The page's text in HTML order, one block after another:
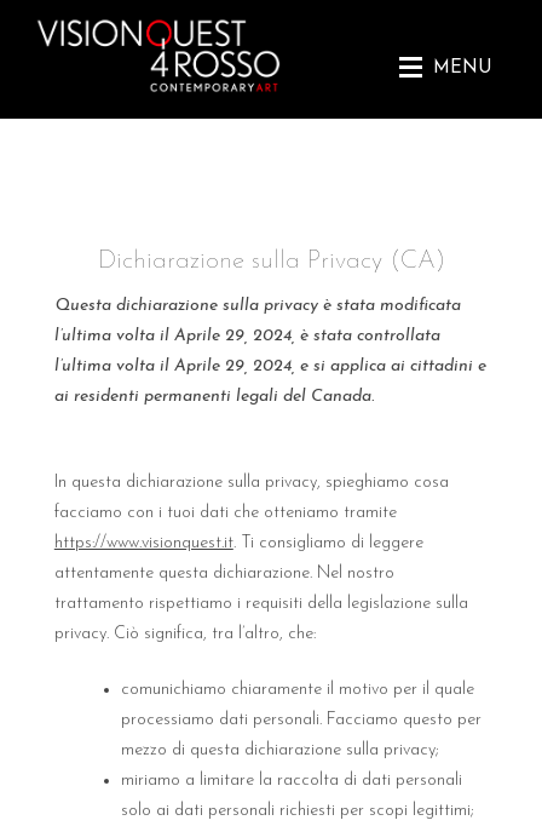
MENU
Dichiarazione sulla Privacy (CA)
Questa dichiarazione sulla privacy è stata modificata
l’ultima volta il Aprile 29, 2024, è stata controllata
l’ultima volta il Aprile 29, 2024, e si applica ai cittadini e
ai residenti permanenti legali del Canada.
In questa dichiarazione sulla privacy, spieghiamo cosa
facciamo con i tuoi dati che otteniamo tramite
https://www.visionquest.it. Ti consigliamo di leggere
attentamente questa dichiarazione. Nel nostro
trattamento rispettiamo i requisiti della legislazione sulla
privacy. Ciò significa, tra l’altro, che:
comunichiamo chiaramente il motivo per il quale
processiamo dati personali. Facciamo questo per
mezzo di questa dichiarazione sulla privacy;
miriamo a limitare la raccolta di dati personali
solo ai dati personali richiesti per scopi legittimi;